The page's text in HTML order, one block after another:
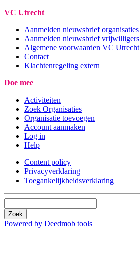
VC Utrecht
Aanmelden nieuwsbrief organisaties
Aanmelden nieuwsbrief vrijwilligers
Algemene voorwaarden VC Utrecht
Contact
Klachtenregeling extern
Doe mee
Activiteiten
Zoek Organisaties
Organisatie toevoegen
Account aanmaken
Log in
Help
Content policy
Privacyverklaring
Toegankelijkheidsverklaring
Zoek
Powered by Deedmob tools